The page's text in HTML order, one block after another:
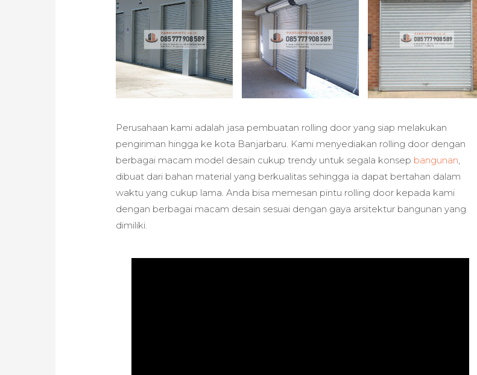
Perusahaan kami adalah jasa pembuatan rolling door yang siap melakukan
pengiriman hingga ke kota Banjarbaru. Kami menyediakan rolling door dengan
berbagai macam model desain cukup trendy untuk segala konsep bangunan
dibuat dari bahan material yang berkualitas sehingga ia dapat bertahan dalam
waktu yang cukup lama. Anda bisa memesan pintu rolling door kepada kami
dengan berbagai macam desain sesuai dengan gaya arsitektur bangunan yang
dimiliki.